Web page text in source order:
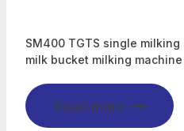
SM400 TGTS single
milk bucket milking
Read more